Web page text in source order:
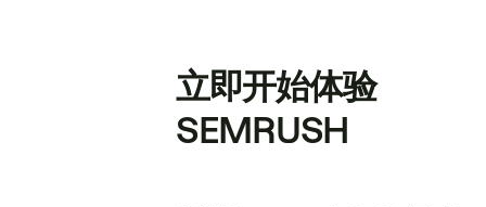
立即开始体验
SEMRUSH